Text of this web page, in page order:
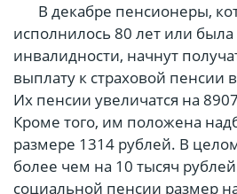
В декабре пенсионеры,
исполнилось 80 лет или
инвалидности, начнут
выплату к страховой пенсии
Их пенсии увеличатся на
Кроме того, им положена
размере 1314 рублей. В
более чем на 10 тысяч
социальной пенсии размер